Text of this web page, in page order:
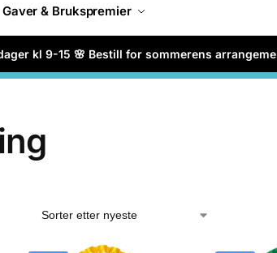
Gaver & Brukspremier
kl 9-15 🌸 Bestill for sommerens